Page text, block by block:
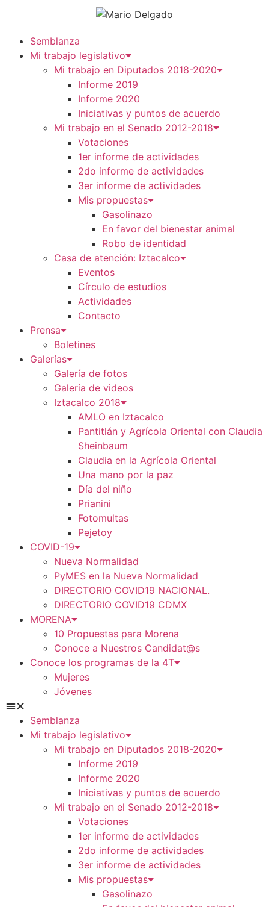
Semblanza
Mi trabajo legislativo
Mi trabajo en Diputados 2018-2020
Informe 2019
Informe 2020
Iniciativas y puntos de acuerdo
Mi trabajo en el Senado 2012-2018
Votaciones
1er informe de actividades
2do informe de actividades
3er informe de actividades
Mis propuestas
Gasolinazo
En favor del bienestar animal
Robo de identidad
Casa de atención: Iztacalco
Eventos
Círculo de estudios
Actividades
Contacto
Prensa
Boletines
Galerías
Galería de fotos
Galería de videos
Iztacalco 2018
AMLO en Iztacalco
Pantitlán y Agrícola Oriental con Claudia
Sheinbaum
Claudia en la Agrícola Oriental
Una mano por la paz
Día del niño
Prianini
Fotomultas
Pejetoy
COVID-19
Nueva Normalidad
PyMES en la Nueva Normalidad
DIRECTORIO COVID19 NACIONAL.
DIRECTORIO COVID19 CDMX
MORENA
10 Propuestas para Morena
Conoce a Nuestros Candidat@s
Conoce los programas de la 4T
Mujeres
Jóvenes
Semblanza
Mi trabajo legislativo
Mi trabajo en Diputados 2018-2020
Informe 2019
Informe 2020
Iniciativas y puntos de acuerdo
Mi trabajo en el Senado 2012-2018
Votaciones
1er informe de actividades
2do informe de actividades
3er informe de actividades
Mis propuestas
Gasolinazo